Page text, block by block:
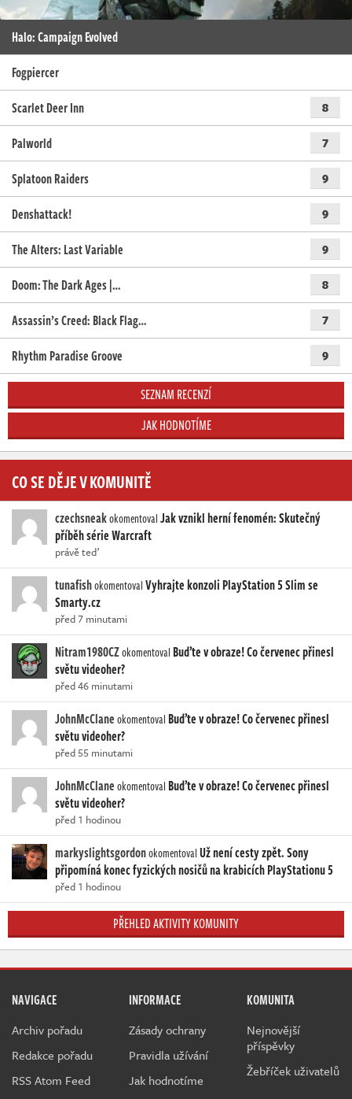
Halo: Campaign Evolved
Fogpiercer
Scarlet Deer Inn
8
Palworld 7
Splatoon Raiders 9
Denshattack! 9
The Alters: Last Variable 9
Doom: The Dark Ages |… 8
Assassin’s Creed: Black Flag… 7
Rhythm Paradise Groove 9
SEZNAM RECENZÍ
JAK HODNOTÍME
CO SE DĚJE V KOMUNITĚ
czechsneakokomentovalJak vznikl herní fenomén: Skutečný
příběh série Warcraft
právě teď
tunafishokomentovalVyhrajte konzoli PlayStation 5 Slim se
Smarty.cz
před 7 minutami
Nitram1980CZokomentoval Buďte v obraze! Co červenec přinesl
světu videoher?
před 46 minutami
JohnMcClaneokomentoval Buďte v obraze! Co červenec přinesl
světu videoher?
před 55 minutami
JohnMcClaneokomentoval Buďte v obraze! Co červenec přinesl
světu videoher?
před 1 hodinou
markyslightsgordonokomentovalUž není cesty zpět. Sony
připomíná konec fyzických nosičů na krabicích PlayStationu 5
před 1 hodinou
PŘEHLED AKTIVITY KOMUNITY
NAVIGACE
Archiv pořadu
Redakce pořadu
RSS Atom Feed
INFORMACE
Zásady ochrany
Pravidla užívání
Jak hodnotíme
KOMUNITA
Nejnovější
příspěvky
Žebříček uživatelů